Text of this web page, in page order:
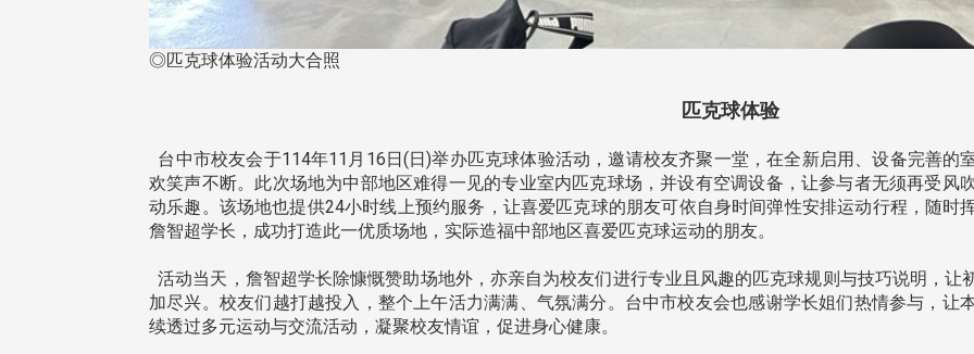
◎匹克球体验活动大合照
匹克球体验
台中市校友会于114年11月16日(日)举办匹克球体验活动，邀请校友齐聚一堂，在全新启用、设备完善的
欢笑声不断。此次场地为中部地区难得一见的专业室内匹克球场，并设有空调设备，让参与者无须再受风
动乐趣。该场地也提供24小时线上预约服务，让喜爱匹克球的朋友可依自身时间弹性安排运动行程，随时
詹智超学长，成功打造此一优质场地，实际造福中部地区喜爱匹克球运动的朋友。
活动当天，詹智超学长除慷慨赞助场地外，亦亲自为校友们进行专业且风趣的匹克球规则与技巧说明，
加尽兴。校友们越打越投入，整个上午活力满满、气氛满分。台中市校友会也感谢学长姐们热情参与，让
续透过多元运动与交流活动，凝聚校友情谊，促进身心健康。